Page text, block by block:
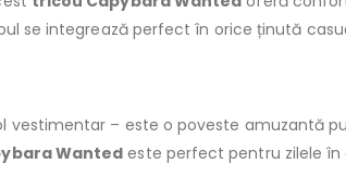
se integrează perfect în orice ținută
– este o poveste amuzantă
Wantedeste perfect pentru zilele în